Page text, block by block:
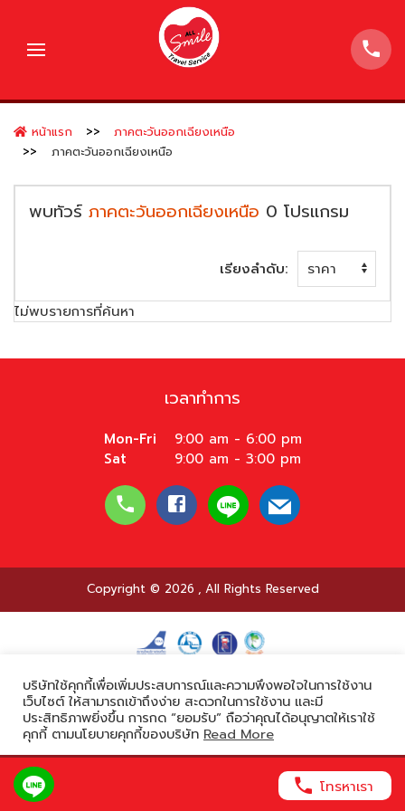
หน้าแรก
ภาคตะวันออกเฉียงเหนือ
ภาคตะวันออกเฉียงเหนือ
พบทัวร์ ภาคตะวันออกเฉียงเหนือ 0 โปรแกรม
เรียงลำดับ:
ไม่พบรายการที่ค้นหา
บริษัทใช้คุกกี้เพื่อเพิ่มประสบการณ์และความพึงพอใจในการใช้งาน
เว็บไซต์ ให้สามารถเข้าถึงง่าย สะดวกในการใช้งาน และมี
ประสิทธิภาพยิ่งขึ้น การกด “ยอมรับ” ถือว่าคุณได้อนุญาตให้เราใช้
คุกกี้ ตามนโยบายคุกกี้ของบริษัท Read More
ยอมรับ
เวลาทำการ
Mon-Fri
9:00 am - 6:00 pm
Sat
9:00 am - 3:00 pm
Copyright © 2026 , All Rights Reserved
Powered by
โทรหาเรา